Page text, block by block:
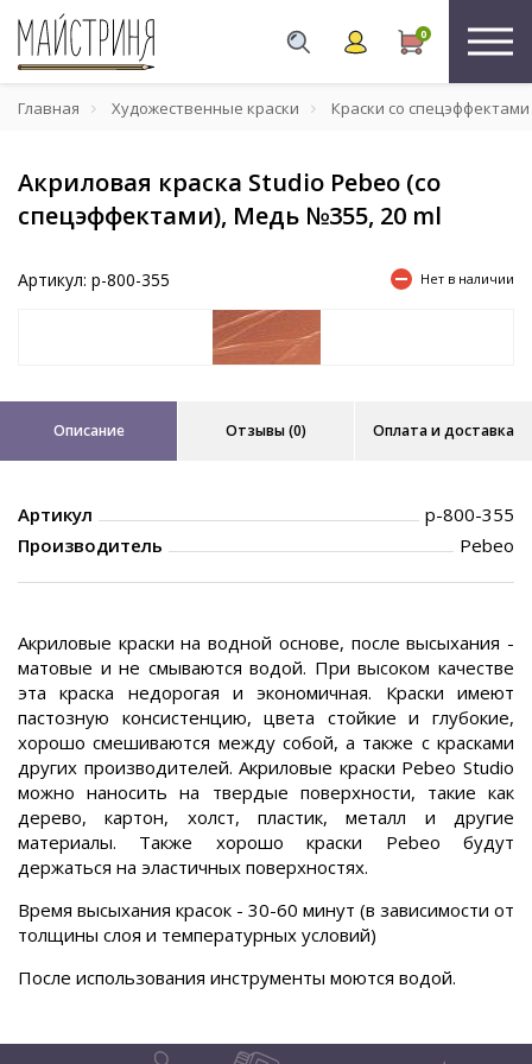
0
Главная Художественные краски Краски со спецэффектами
Акриловая краска Studio Pebeo (со
спецэффектами), Медь №355, 20 ml
Артикул: p-800-355 Нет в наличии
Описание Отзывы (0) Оплата и доставка
Артикул
p-800-355
Производитель
Pebeo
Акриловые краски на водной основе, после высыхания -
матовые и не смываются водой. При высоком качестве
эта краска недорогая и экономичная. Краски имеют
пастозную консистенцию, цвета стойкие и глубокие,
хорошо смешиваются между собой, а также с красками
других производителей. Акриловые краски Pebeo Studio
можно наносить на твердые поверхности, такие как
дерево, картон, холст, пластик, металл и другие
материалы. Также хорошо краски Pebeo будут
держаться на эластичных поверхностях.
Время высыхания красок - 30-60 минут (в зависимости от
толщины слоя и температурных условий)
После использования инструменты моются водой.